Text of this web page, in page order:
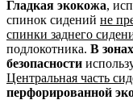
Гладкая экокожа,
спинок сидений не
спинки заднего
подлокотника. В
безопасности
Центральная часть
перфорированной